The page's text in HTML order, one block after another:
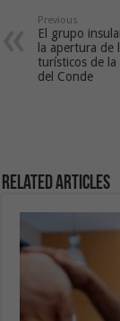
Previous
El grupo
la apertura de
turísticos de
del Conde
Related Articles